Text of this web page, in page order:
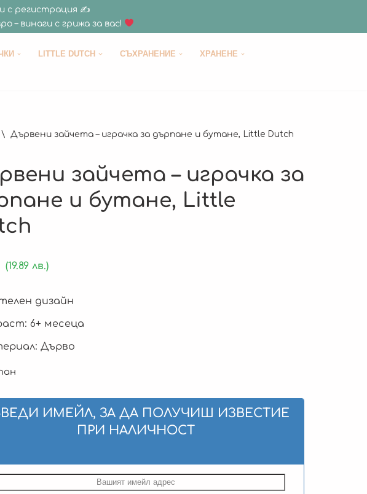
с регистрация ✍
– винаги с грижа за вас!
LITTLE DUTCH СЪХРАНЕНИЕ
ХРАНЕНЕ
\ Дървени зайчета – играчка за дърпане и бутане, Little Dutch
зайчета – играчка за
и бутане, Little
(19.89 лв.)
дизайн
6+ месеца
Дърво
ИМЕЙЛ, ЗА ДА ПОЛУЧИШ ИЗВЕСТИЕ
ПРИ НАЛИЧНОСТ